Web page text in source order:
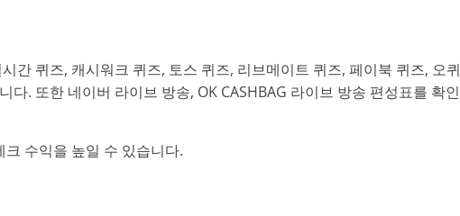
간 퀴즈, 캐시워크 퀴즈, 토스 퀴즈, 리브메이트 퀴즈, 페이북 퀴즈, 오퀴
다. 또한 네이버 라이브 방송, OK CASHBAG 라이브 방송 편성표를 확인
수익을 높일 수 있습니다.